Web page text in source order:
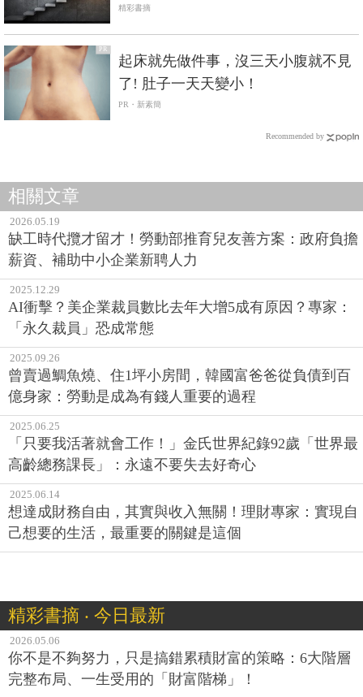
被平臺選擇，有能力的人選擇平臺
精彩書摘
PR
起床就先做件事，沒三天小腹就不見
了! 肚子一天天變小！
PR・新素簡
Recommended by
相關文章
2026.05.19
缺工時代攬才留才！勞動部推育兒友善方案：政府負擔
薪資、補助中小企業新聘人力
2025.12.29
AI衝擊？美企業裁員數比去年大增5成有原因？專家：
「永久裁員」恐成常態
2025.09.26
曾賣過鯛魚燒、住1坪小房間，韓國富爸爸從負債到百
億身家：勞動是成為有錢人重要的過程
2025.06.25
「只要我活著就會工作！」金氏世界紀錄92歲「世界最
高齡總務課長」：永遠不要失去好奇心
2025.06.14
想達成財務自由，其實與收入無關！理財專家：實現自
己想要的生活，最重要的關鍵是這個
精彩書摘 ‧ 今日最新
2026.05.06
你不是不夠努力，只是搞錯累積財富的策略：6大階層
完整布局、一生受用的「財富階梯」！